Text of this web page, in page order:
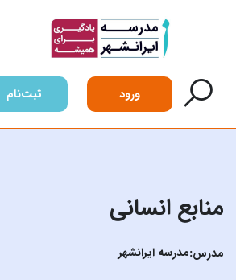
ورود ثبت‌نام
منابع انسانی
مدرس:مدرسه ایرانشهر